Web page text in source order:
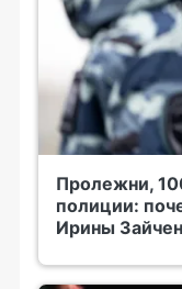
Пролежни,
полиции:
Ирины